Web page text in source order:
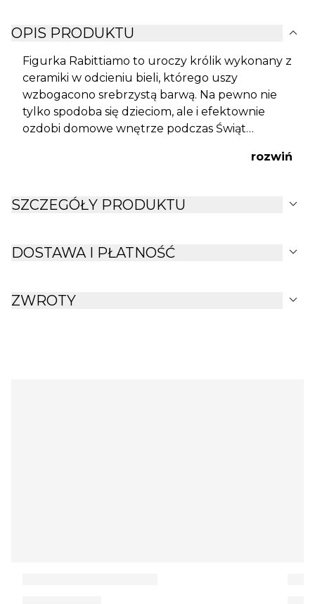
OPIS PRODUKTU expand_more
Figurka Rabittiamo to uroczy królik wykonany z
ceramiki w odcieniu bieli, którego uszy
wzbogacono srebrzystą barwą. Na pewno nie
tylko spodoba się dzieciom, ale i efektownie
ozdobi domowe wnętrze podczas Świąt
rozwiń
SZCZEGÓŁY PRODUKTU expand_more
DOSTAWA I PŁATNOŚĆ expand_more
ZWROTY expand_more